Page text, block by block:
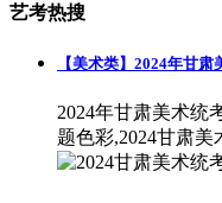
艺考热搜
【美术类】2024年甘
2024年甘肃美术统
题色彩,2024甘肃美